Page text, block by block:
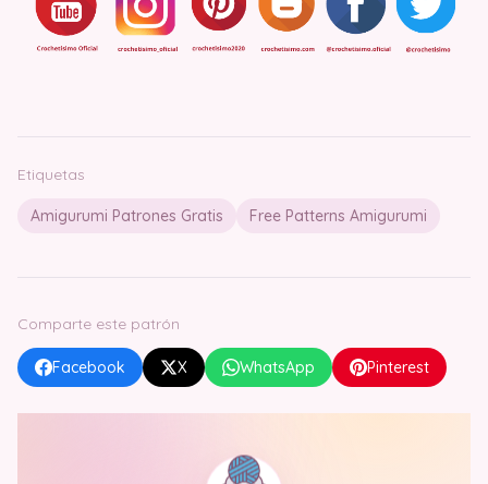
Etiquetas
Amigurumi Patrones Gratis Free Patterns Amigurumi
Comparte este patrón
Facebook X WhatsApp Pinterest